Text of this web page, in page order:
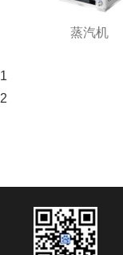
蒸汽机
1
2